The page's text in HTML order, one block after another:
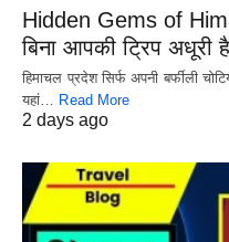
Hidden Gems of
बिना आपकी ट्रिप अधूरी
हिमाचल प्रदेश सिर्फ अपनी बर्फीली
यहां… Read More
2 days ago